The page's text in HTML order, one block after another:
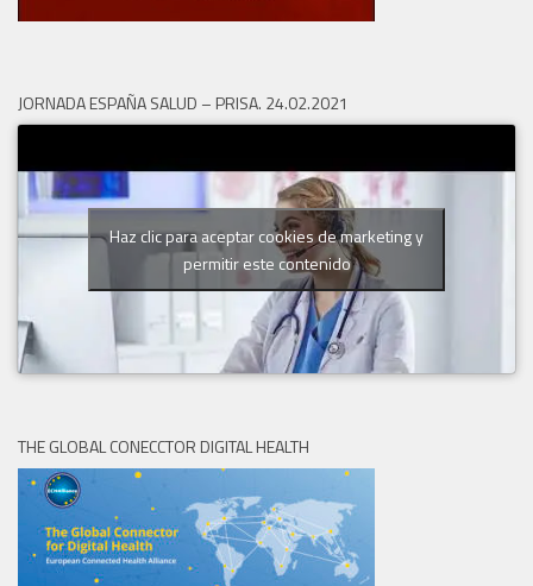
JORNADA ESPAÑA SALUD – PRISA. 24.02.2021
Haz clic para aceptar cookies de marketing y
permitir este contenido
THE GLOBAL CONECCTOR DIGITAL HEALTH